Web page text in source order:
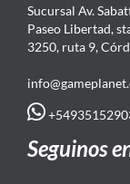
Sucursal Av.
Paseo Libertad,
3250, ruta 9,
Seguinos